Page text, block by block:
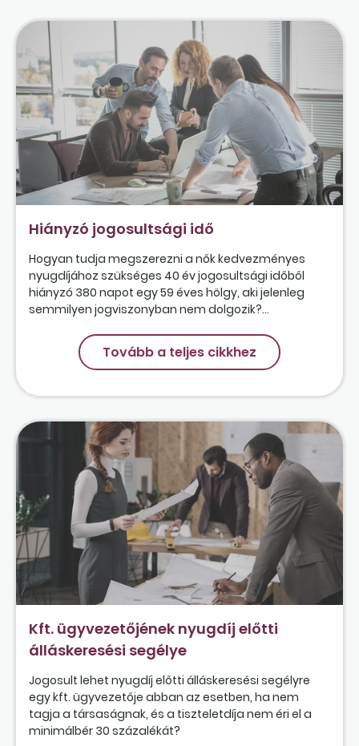
Hiányzó jogosultsági idő
Hogyan tudja megszerezni a nők kedvezményes
nyugdíjához szükséges 40 év jogosultsági időből
hiányzó 380 napot egy 59 éves hölgy, aki jelenleg
semmilyen jogviszonyban nem dolgozik?...
Tovább a teljes cikkhez
Kft. ügyvezetőjének nyugdíj előtti
álláskeresési segélye
Jogosult lehet nyugdíj előtti álláskeresési segélyre
egy kft. ügyvezetője abban az esetben, ha nem
tagja a társaságnak, és a tiszteletdíja nem éri el a
minimálbér 30 százalékát?